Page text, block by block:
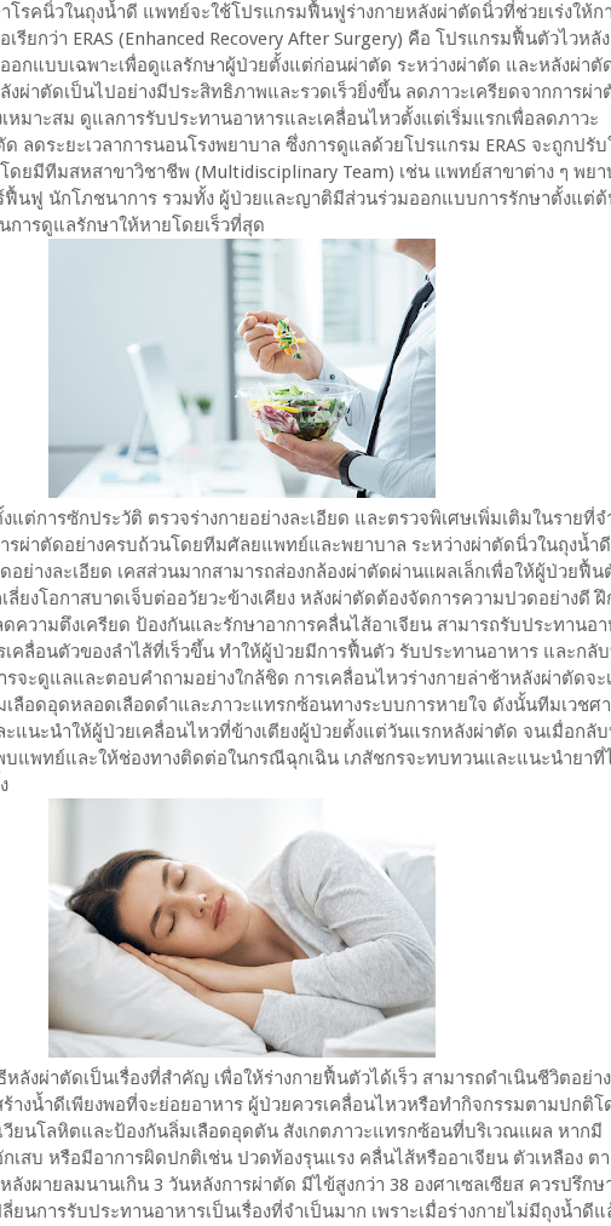
โรคนิ่วในถุงน้ำดี แพทย์จะใช้โปรแกรมฟื้นฟูร่างกายหลังผ่าตัดนิ่วที่ช่วยเร่งให้ก
รียกว่า ERAS (Enhanced Recovery After Surgery) คือ โปรแกรมฟื้นตัวไวหลัง
อกแบบเฉพาะเพื่อดูแลรักษาผู้ป่วยตั้งแต่ก่อนผ่าตัด ระหว่างผ่าตัด และหลังผ่าตั
งผ่าตัดเป็นไปอย่างมีประสิทธิภาพและรวดเร็วยิ่งขึ้น ลดภาวะเครียดจากการผ่า
หมาะสม ดูแลการรับประทานอาหารและเคลื่อนไหวตั้งแต่เริ่มแรกเพื่อลดภาวะ
ลดระยะเวลาการนอนโรงพยาบาล ซึ่งการดูแลด้วยโปรแกรม ERAS จะถูกปรับ
ดยมีทีมสหสาขาวิชาชีพ (Multidisciplinary Team) เช่น แพทย์สาขาต่าง ๆ พยา
ฟื้นฟู นักโภชนาการ รวมทั้ง ผู้ป่วยและญาติมีส่วนร่วมออกแบบการรักษาตั้งแต่
การดูแลรักษาให้หายโดยเร็วที่สุด
แต่การซักประวัติ ตรวจร่างกายอย่างละเอียด และตรวจพิเศษเพิ่มเติมในรายที่จ
รผ่าตัดอย่างครบถ้วนโดยทีมศัลยแพทย์และพยาบาล ระหว่างผ่าตัดนิ่วในถุงน้ำ
อย่างละเอียด เคสส่วนมากสามารถส่องกล้องผ่าตัดผ่านแผลเล็กเพื่อให้ผู้ป่วยฟื้น
เลี่ยงโอกาสบาดเจ็บต่ออวัยวะข้างเคียง หลังผ่าตัดต้องจัดการความปวดอย่างดี ฝึ
ความตึงเครียด ป้องกันและรักษาอาการคลื่นไส้อาเจียน สามารถรับประทานอา
เคลื่อนตัวของลำไส้ที่เร็วขึ้น ทำให้ผู้ป่วยมีการฟื้นตัว รับประทานอาหาร และกลั
จะดูแลและตอบคำถามอย่างใกล้ชิด การเคลื่อนไหวร่างกายล่าช้าหลังผ่าตัดจะ
เลือดอุดหลอดเลือดดำและภาวะแทรกซ้อนทางระบบการหายใจ ดังนั้นทีมเวชศ
แนะนำให้ผู้ป่วยเคลื่อนไหวที่ข้างเตียงผู้ป่วยตั้งแต่วันแรกหลังผ่าตัด จนเมื่อกลั
แพทย์และให้ช่องทางติดต่อในกรณีฉุกเฉิน เภสัชกรจะทบทวนและแนะนำยาที่
หลังผ่าตัดเป็นเรื่องที่สำคัญ เพื่อให้ร่างกายฟื้นตัวได้เร็ว สามารถดำเนินชีวิตอย่า
างน้ำดีเพียงพอที่จะย่อยอาหาร ผู้ป่วยควรเคลื่อนไหวหรือทำกิจกรรมตามปกติโ
วียนโลหิตและป้องกันลิ่มเลือดอุดตัน สังเกตภาวะแทรกซ้อนที่บริเวณแผล หากมี
เสบ หรือมีอาการผิดปกติเช่น ปวดท้องรุนแรง คลื่นไส้หรืออาเจียน ตัวเหลือง ตา
ลังผายลมนานเกิน 3 วันหลังการผ่าตัด มีไข้สูงกว่า 38 องศาเซลเซียส ควรปรึกษ
นการรับประทานอาหารเป็นเรื่องที่จำเป็นมาก เพราะเมื่อร่างกายไม่มีถุงน้ำดีแ